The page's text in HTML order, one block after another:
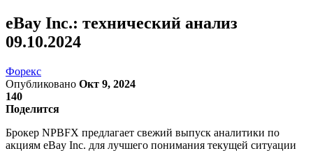
eBay Inc.: технический анализ
09.10.2024
Форекс
Опубликовано Окт 9, 2024
140
Поделится
Брокер NPBFX предлагает свежий выпуск аналитики по
акциям eBay Inc. для лучшего понимания текущей ситуации